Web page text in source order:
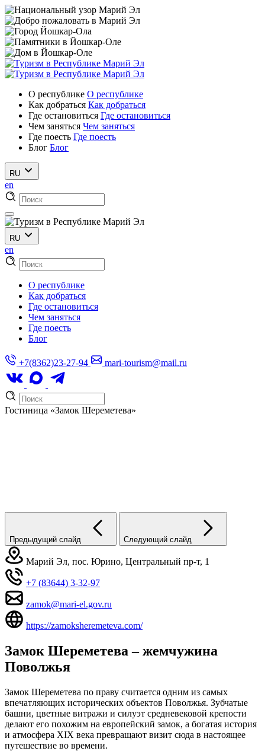
О республике О республике
Как добраться Как добраться
Где остановиться Где остановиться
Чем заняться Чем заняться
Где поесть Где поесть
Блог Блог
RU
en
RU
en
О республике
Как добраться
Где остановиться
Чем заняться
Где поесть
Блог
+7(8362)23-27-94 mari-tourism@mail.ru
Гостиница «Замок Шереметева»
Предыдущий слайд Следующий слайд
Марий Эл, пос. Юрино, Центральный пр-т, 1
+7 (83644) 3-32-97
zamok@mari-el.gov.ru
https://zamoksheremeteva.com/
Замок Шереметева – жемчужина
Поволжья
Замок Шереметева по праву считается одним из самых
впечатляющих исторических объектов Поволжья. Зубчатые
башни, цветные витражи и силуэт средневековой крепости
делают его похожим на европейский замок, а богатая история
и атмосфера XIX века превращают визит сюда в настоящее
путешествие во времени.